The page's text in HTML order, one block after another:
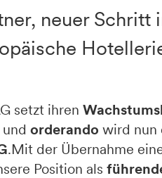
neuer
setzt ihren
und orderando wird nun
.Mit der Übernahme
Position als